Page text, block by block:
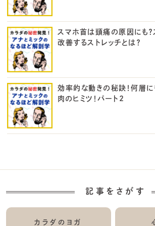
スマホ首は頭痛の原因にも？
改善するストレッチとは？
効率的な動きの秘訣！何層
肉のヒミツ！パート2
記事をさがす
カラダのヨガ